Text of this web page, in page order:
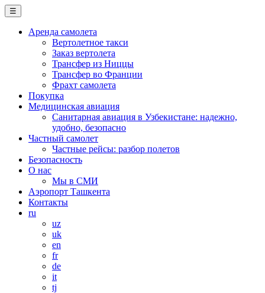
☰
Аренда самолета
Вертолетное такси
Заказ вертолета
Трансфер из Ниццы
Трансфер во Франции
Фрахт самолета
Покупка
Медицинская авиация
Санитарная авиация в Узбекистане: надежно,
удобно, безопасно
Частный самолет
Частные рейсы: разбор полетов
Безопасность
О нас
Мы в СМИ
Аэропорт Ташкента
Контакты
ru
uz
uk
en
fr
de
it
tj